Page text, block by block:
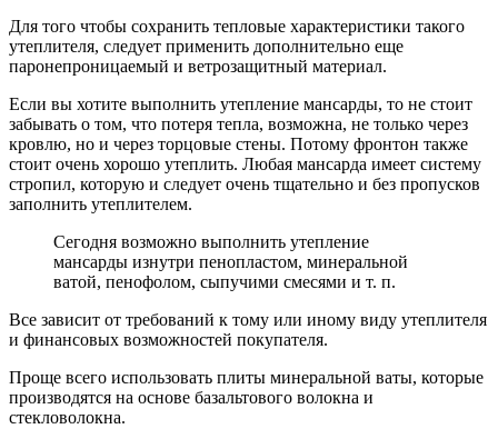
Для того чтобы сохранить тепловые характеристики такого
утеплителя, следует применить дополнительно еще
паронепроницаемый и ветрозащитный материал.
Если вы хотите выполнить утепление мансарды, то не стоит
забывать о том, что потеря тепла, возможна, не только через
кровлю, но и через торцовые стены. Потому фронтон также
стоит очень хорошо утеплить. Любая мансарда имеет систему
стропил, которую и следует очень тщательно и без пропусков
заполнить утеплителем.
Сегодня возможно выполнить утепление
мансарды изнутри пенопластом, минеральной
ватой, пенофолом, сыпучими смесями и т. п.
Все зависит от требований к тому или иному виду утеплителя
и финансовых возможностей покупателя.
Проще всего использовать плиты минеральной ваты, которые
производятся на основе базальтового волокна и
стекловолокна.